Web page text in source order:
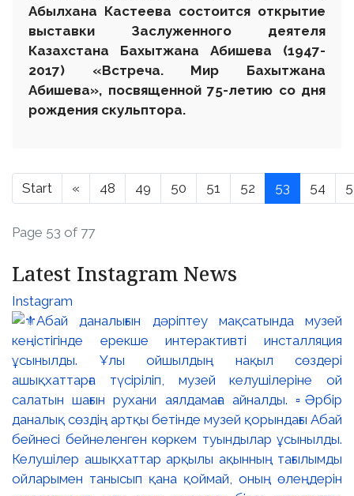
Абылхана Кастеева состоится открытие
выставки Заслуженного деятеля
Казахстана Бахытжана Абишева (1947-
2017) «Встреча. Мир Бахытжана
Абишева», посвященной 75-летию со дня
рождения скульптора.
Start « 48 49 50 51 52 53 54
Page 53 of 77
Latest Instagram News
Instagram